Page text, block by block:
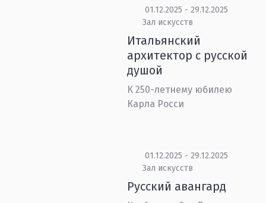
01.12.2025 - 29.12.2025
Зал искусств
Итальянский
архитектор с русской
душой
К 250-летнему юбилею
Карла Росси
01.12.2025 - 29.12.2025
Зал искусств
Русский авангард